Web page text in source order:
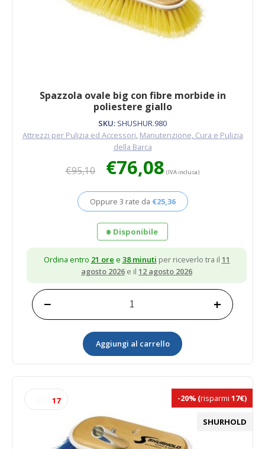
Spazzola ovale big con fibre morbide in
poliestere giallo
SKU: SHUSHUR.980
Attrezzi per Pulizia ed Accessori, Manutenzione, Cura e Pulizia
della Barca
€95,10
prezzo
era:
€95,10.
€76,08 prezzo
è:
€76,08.
(IVA inclusa)
Oppure 3 rate da €25,36
Disponibile
Ordina entro 21 ore e 38 minuti per riceverlo tra il 11
agosto 2026 e il 12 agosto 2026
Spazzola
ovale
in
poliestere
− +
Aggiungi al carrello
SHURHOLD
-20% (risparmi 17€)
17